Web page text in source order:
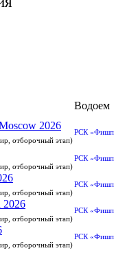
Водоем
2026
отборочный этап)
РСК
отборочный этап)
РСК
отборочный этап)
РСК
2026
отборочный этап)
РСК
отборочный этап)
РСК